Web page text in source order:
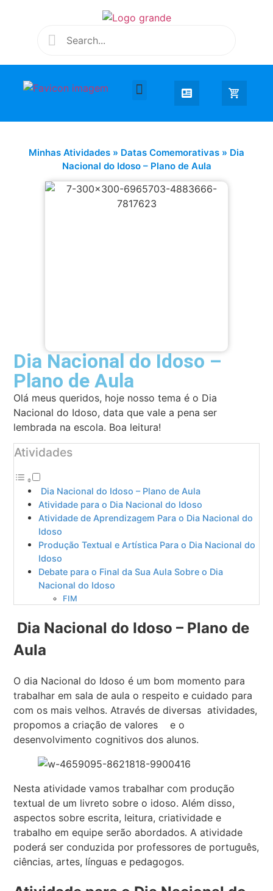
Minhas Atividades » Datas Comemorativas » Dia
Nacional do Idoso – Plano de Aula
Dia Nacional do Idoso –
Plano de Aula
Olá meus queridos, hoje nosso tema é o Dia
Nacional do Idoso, data que vale a pena ser
lembrada na escola. Boa leitura!
Atividades
Dia Nacional do Idoso – Plano de Aula
Atividade para o Dia Nacional do Idoso
Atividade de Aprendizagem Para o Dia Nacional do
Idoso
Produção Textual e Artística Para o Dia Nacional do
Idoso
Debate para o Final da Sua Aula Sobre o Dia
Nacional do Idoso
FIM
Dia Nacional do Idoso – Plano de
Aula
O dia Nacional do Idoso é um bom momento para
trabalhar em sala de aula o respeito e cuidado para
com os mais velhos. Através de diversas atividades,
propomos a criação de valores e o
desenvolvimento cognitivos dos alunos.
Nesta atividade vamos trabalhar com produção
textual de um livreto sobre o idoso. Além disso,
aspectos sobre escrita, leitura, criatividade e
trabalho em equipe serão abordados. A atividade
poderá ser conduzida por professores de português,
ciências, artes, línguas e pedagogos.